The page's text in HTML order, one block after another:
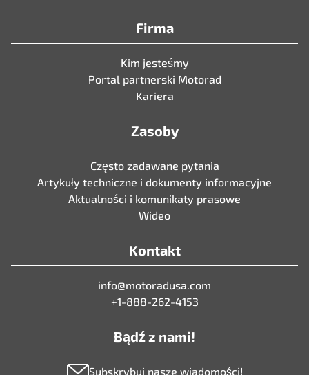
Firma
Kim jesteśmy
Portal partnerski Motorad
Kariera
Zasoby
Często zadawane pytania
Artykuły techniczne i dokumenty informacyjne
Aktualności i komunikaty prasowe
Wideo
Kontakt
info@motoradusa.com
+1-888-262-4153
Bądź z nami!
Subskrybuj nasze wiadomości!